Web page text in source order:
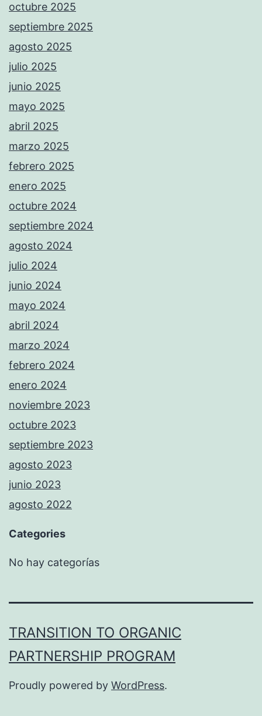
octubre 2025
septiembre 2025
agosto 2025
julio 2025
junio 2025
mayo 2025
abril 2025
marzo 2025
febrero 2025
enero 2025
octubre 2024
septiembre 2024
agosto 2024
julio 2024
junio 2024
mayo 2024
abril 2024
marzo 2024
febrero 2024
enero 2024
noviembre 2023
octubre 2023
septiembre 2023
agosto 2023
junio 2023
agosto 2022
Categories
No hay categorías
TRANSITION TO ORGANIC
PARTNERSHIP PROGRAM
Proudly powered by WordPress.